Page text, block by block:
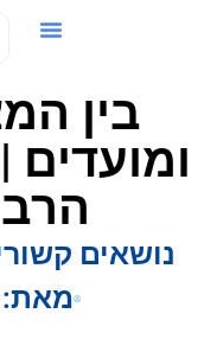
בין
ומועדים |
הרב
נושאים
מאת: